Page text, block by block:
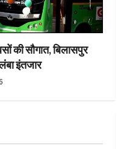
की सौगात, बिलासपुर
इंतजार